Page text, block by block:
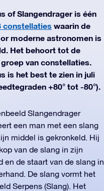
of Slangendrager is één
constellaties waarin de
moderne astronomen is
Het behoort tot de
van constellaties.
is het best te zien in juli
+80° tot -80°).
Slangendrager
een man met een slang
middel is gekronkeld. Hij
van de slang in zijn
en de staart van de slang in
De slang vormt het
Serpens (Slang). Het